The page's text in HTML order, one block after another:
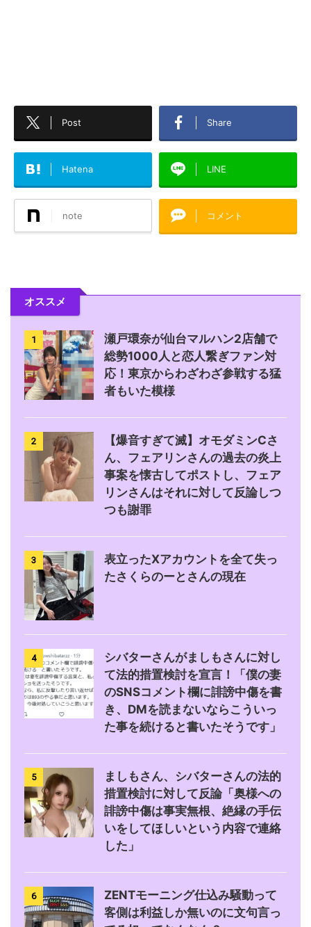
Post Share
Hatena LINE
note コメント
オススメ
1
瀬戸環奈が仙台マルハン2店舗で
総勢1000人と恋人繋ぎファン対
応！東京からわざわざ参戦する猛
者もいた模様
2
【爆音すぎて滅】オモダミンCさ
ん、フェアリンさんの過去の炎上
事案を懐古してポストし、フェア
リンさんはそれに対して反論しつ
つも謝罪
3
表立ったXアカウントを全て失っ
たさくらのーとさんの現在
4
シバターさんがましもさんに対し
て法的措置検討を宣言！「僕の妻
のSNSコメント欄に誹謗中傷を書
き、DMを読まないならこういっ
た事を続けると書いたそうです」
5
ましもさん、シバターさんの法的
措置検討に対して反論「奥様への
誹謗中傷は事実無根、絶縁の手伝
いをしてほしいという内容で連絡
した」
6
ZENTモーニング仕込み騒動って
客側は利益しか無いのに文句言っ